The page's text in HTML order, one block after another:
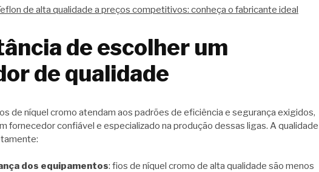
de alta qualidade a preços competitivos: conheça o fabricante ideal
de escolher um
de qualidade
de níquel cromo atendam aos padrões de eficiência e segurança exigidos,
fornecedor confiável e especializado na produção dessas ligas. A qualidade
dos equipamentos: fios de níquel cromo de alta qualidade são menos